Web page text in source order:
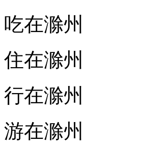
吃在滁州
住在滁州
行在滁州
游在滁州